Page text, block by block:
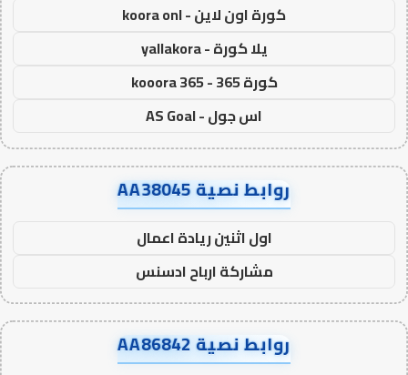
كورة اون لاين - koora onl
يلا كورة - yallakora
كورة 365 - kooora 365
اس جول - AS Goal
روابط نصية AA38045
اول اثنين ريادة اعمال
مشاركة ارباح ادسنس
روابط نصية AA86842